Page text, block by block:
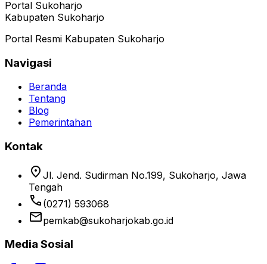
Portal Sukoharjo
Kabupaten Sukoharjo
Portal Resmi Kabupaten Sukoharjo
Navigasi
Beranda
Tentang
Blog
Pemerintahan
Kontak
location_on Jl. Jend. Sudirman No.199, Sukoharjo, Jawa
Tengah
phone (0271) 593068
emailpemkab@sukoharjokab.go.id
Media Sosial